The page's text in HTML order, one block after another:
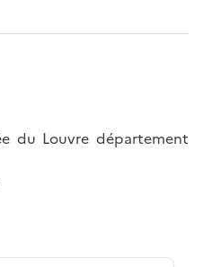
du Louvre département